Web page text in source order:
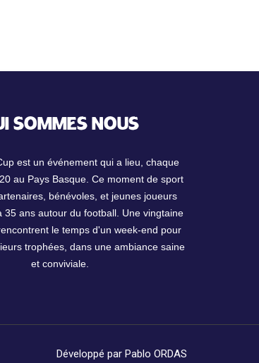
SOMMES NOUS
est un événement qui a lieu, chaque
au Pays Basque. Ce moment de sport
bénévoles, et jeunes joueurs
35 ans autour du football. Une vingtaine
le temps d'un week-end pour
trophées, dans une ambiance saine
et conviviale.
Développé par Pablo ORDAS